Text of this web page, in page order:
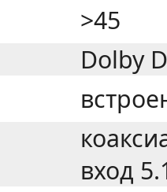
>45
Dolby
вход